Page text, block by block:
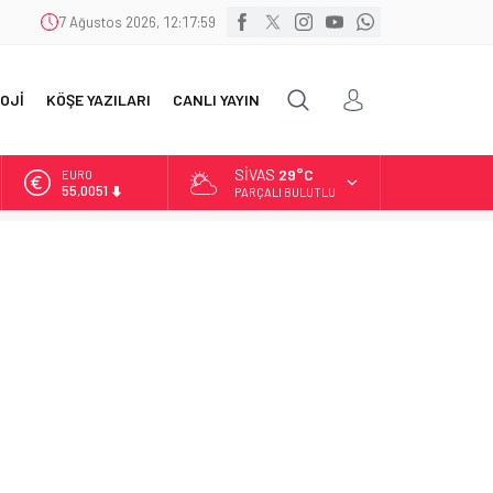
7 Ağustos 2026, 12:18:00
KÖŞE YAZILARI CANLI YAYIN
ALTIN
6.584,66
SIVAS 29°C
PARÇALI BULUTLU